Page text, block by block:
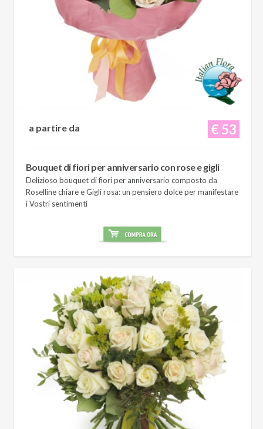
€ 53
a partire da
Bouquet di fiori per anniversario con rose e gigli
Delizioso bouquet di fiori per anniversario composto da
Roselline chiare e Gigli rosa: un pensiero dolce per manifestare
i Vostri sentimenti